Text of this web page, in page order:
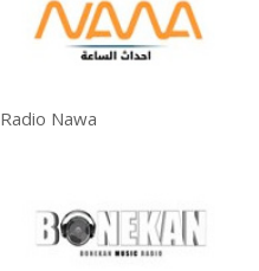
Radio Nawa